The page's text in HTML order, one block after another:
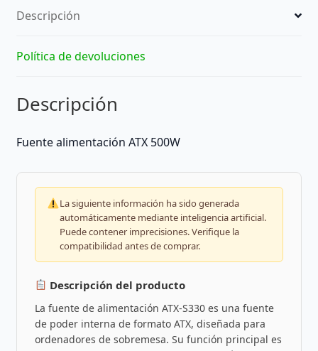
Descripción
Política de devoluciones
Descripción
Fuente alimentación ATX 500W
La siguiente información ha sido generada
automáticamente mediante inteligencia artificial.
Puede contener imprecisiones. Verifique la
compatibilidad antes de comprar.
Descripción del producto
La fuente de alimentación ATX-S330 es una fuente
de poder interna de formato ATX, diseñada para
ordenadores de sobremesa. Su función principal es